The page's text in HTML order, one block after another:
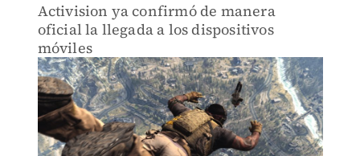
Activision ya confirmó de manera
oficial la llegada a los dispositivos
móviles